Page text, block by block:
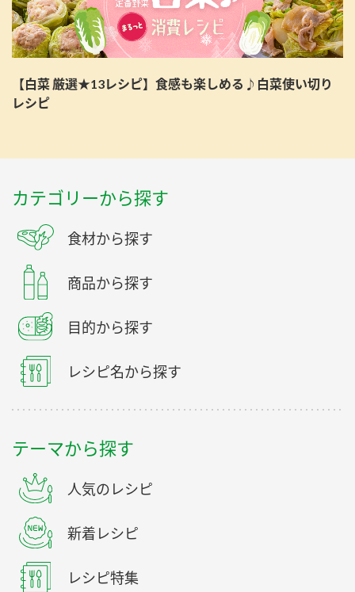
【白菜 厳選★13レシピ】食感も楽しめる♪白菜使い切り
レシピ
カテゴリーから探す
食材から探す
商品から探す
目的から探す
レシピ名から探す
テーマから探す
人気のレシピ
新着レシピ
レシピ特集